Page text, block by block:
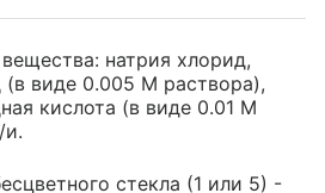
натрия хлорид,
(в виде 0.005 М раствора),
кислота (в виде 0.01 М
и.
стекла (1 или 5) -